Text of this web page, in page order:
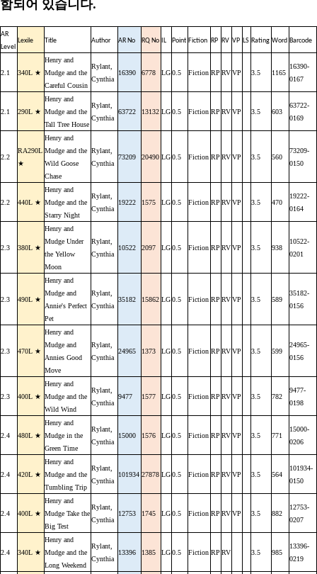
함되어 있습니다.
AR
Level
Lexile Title Author AR No RQ No IL Point Fiction RP RV VP LS Rating Word Barcode
2.1 340L ★
Henry and
Mudge and the
Careful Cousin
Rylant,
Cynthia
16390 6778 LG0.5 Fiction RP RVVP 3.5 1165
16390-
0167
2.1 290L ★
Henry and
Mudge and the
Tall Tree House
Rylant,
Cynthia
63722 13132 LG0.5 Fiction RP RVVP 3.5 603
63722-
0169
2.2
RA290L
★
Henry and
Mudge and the
Wild Goose
Chase
Rylant,
Cynthia
73209 20490 LG0.5 Fiction RP RVVP 3.5 560
73209-
0150
2.2 440L ★
Henry and
Mudge and the
Starry Night
Rylant,
Cynthia
19222 1575 LG0.5 Fiction RP RVVP 3.5 470
19222-
0164
2.3 380L ★
Henry and
Mudge Under
the Yellow
Moon
Rylant,
Cynthia
10522 2097 LG0.5 Fiction RP RVVP 3.5 938
10522-
0201
2.3 490L ★
Henry and
Mudge and
Annie's Perfect
Pet
Rylant,
Cynthia
35182 15862 LG0.5 Fiction RP RVVP 3.5 589
35182-
0156
2.3 470L ★
Henry and
Mudge and
Annies Good
Move
Rylant,
Cynthia
24965 1373 LG0.5 Fiction RP RVVP 3.5 599
24965-
0156
2.3 400L ★
Henry and
Mudge and the
Wild Wind
Rylant,
Cynthia
9477 1577 LG0.5 Fiction RP RVVP 3.5 782
9477-
0198
2.4 480L ★
Henry and
Mudge in the
Green Time
Rylant,
Cynthia
15000 1576 LG0.5 Fiction RP RVVP 3.5 771
15000-
0206
2.4 420L ★
Henry and
Mudge and the
Tumbling Trip
Rylant,
Cynthia
101934 27878 LG0.5 Fiction RP RVVP 3.5 564
101934-
0150
2.4 400L ★
Henry and
Mudge Take the
Big Test
Rylant,
Cynthia
12753 1745 LG0.5 Fiction RP RVVP 3.5 882
12753-
0207
2.4 340L ★
Henry and
Mudge and the
Long Weekend
Rylant,
Cynthia
13396 1385 LG0.5 Fiction RP RV 3.5 985
13396-
0219